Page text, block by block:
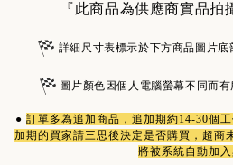
『此商品為供應商實品拍
詳細尺寸表標示於下方商品圖片底
圖片顏色因個人電腦螢幕不同而
● 訂單多為追加商品 ，追加期約14-30個
加期的買家請三思後決定是否購買，超商
將被系統自動加